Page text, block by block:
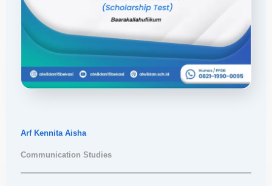
Arf Kennita Aisha
Communication Studies